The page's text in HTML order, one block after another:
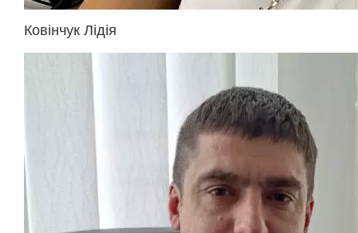
Ковінчук Лідія